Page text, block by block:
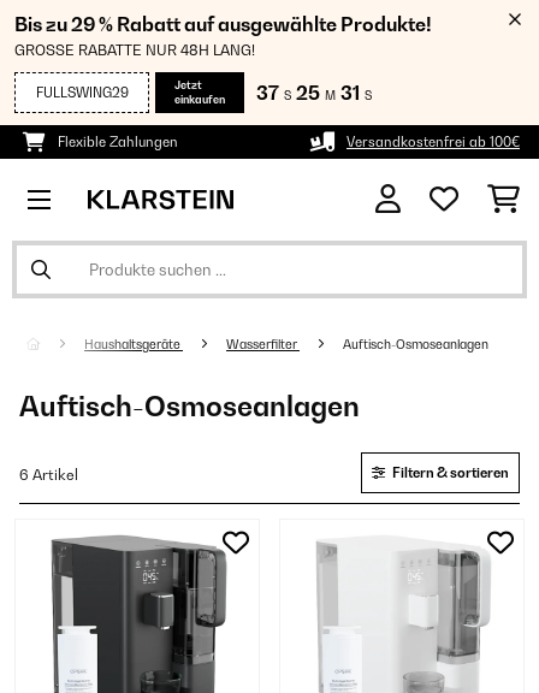
Bis zu 29 % Rabatt auf ausgewählte Produkte!
GROSSE RABATTE NUR 48H LANG!
FULLSWING29
Jetzt
einkaufen
37 S 25 M 31 S
Flexible Zahlungen Versandkostenfrei ab 100€
Haushaltsgeräte Wasserfilter Auftisch-Osmoseanlagen
Auftisch-Osmoseanlagen
6 Artikel Filtern & sortieren